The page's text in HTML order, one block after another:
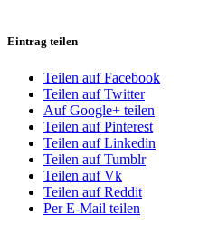
Eintrag teilen
Teilen auf Facebook
Teilen auf Twitter
Auf Google+ teilen
Teilen auf Pinterest
Teilen auf Linkedin
Teilen auf Tumblr
Teilen auf Vk
Teilen auf Reddit
Per E-Mail teilen